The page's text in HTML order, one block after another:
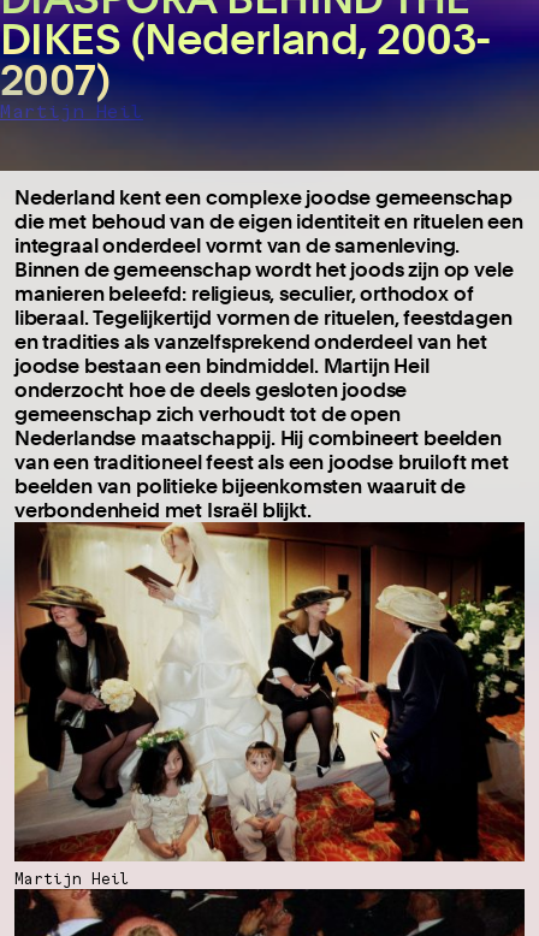
DIKES (Nederland, 2003-
2007)
Martijn Heil
Nederland kent een complexe joodse gemeenschap
die met behoud van de eigen identiteit en rituelen een
integraal onderdeel vormt van de samenleving.
Binnen de gemeenschap wordt het joods zijn op vele
manieren beleefd: religieus, seculier, orthodox of
liberaal. Tegelijkertijd vormen de rituelen, feestdagen
en tradities als vanzelfsprekend onderdeel van het
joodse bestaan een bindmiddel. Martijn Heil
onderzocht hoe de deels gesloten joodse
gemeenschap zich verhoudt tot de open
Nederlandse maatschappij. Hij combineert beelden
van een traditioneel feest als een joodse bruiloft met
beelden van politieke bijeenkomsten waaruit de
verbondenheid met Israël blijkt.
Martijn Heil